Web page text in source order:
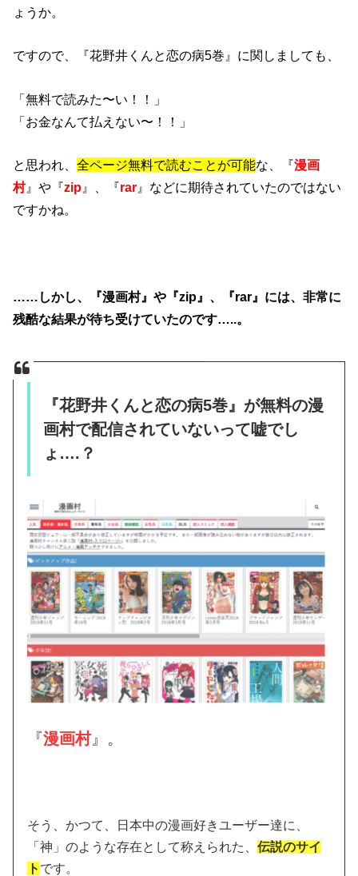
ょうか。
ですので、『花野井くんと恋の病5巻』に関しましても、
「無料で読みた〜い！！」
「お金なんて払えない〜！！」
と思われ、全ページ無料で読むことが可能な、『漫画
村』や『zip 』、『rar 』などに期待されていたのではない
ですかね。
……しかし、『漫画村』や『zip』、『rar』には、非常に
残酷な結果が待ち受けていたのです…..。
『花野井くんと恋の病5巻』が無料の漫
画村で配信されていないって嘘でし
ょ….？
『漫画村』。
そう、かつて、日本中の漫画好きユーザー達に、
「神」のような存在として称えられた、伝説のサイ
ト です。